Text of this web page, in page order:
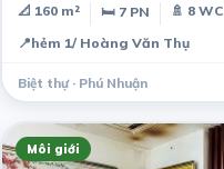
📐 160 m² 🛏 7 PN
🚿 8 WC
📍hẻm 1/ Hoàng Văn Thụ
Biệt thự · Phú Nhuận
Môi giới